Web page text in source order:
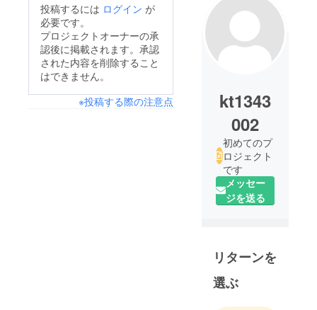
投稿するには ログイン が
必要です。
プロジェクトオーナーの承
認後に掲載されます。承認
された内容を削除すること
はできません。
※投稿する際の注意点
kt1343
002
初めてのプ
ロジェクト
です
メッセー
ジを送る
リターンを
選ぶ